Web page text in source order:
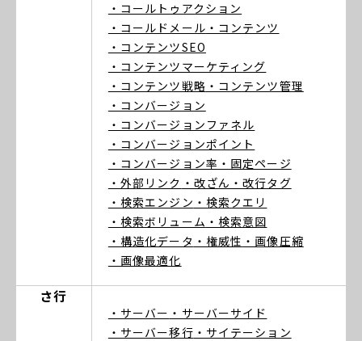
・コールトゥアクション
・コールドメール ・コンテンツ
・コンテンツSEO
・コンテンツマーケティング
・コンテンツ戦略 ・コンテンツ管理
・コンバージョン
・コンバージョンファネル
・コンバージョンポイント
・コンバージョン率 ・固定ページ
・外部リンク ・改ざん ・改行タグ
・検索エンジン ・検索クエリ
・検索ボリューム ・検索意図
・構造化データ ・権威性 ・画像圧縮
・画像最適化
さ行
・サーバー ・サーバーサイド
・サーバー移行 ・サイテーション